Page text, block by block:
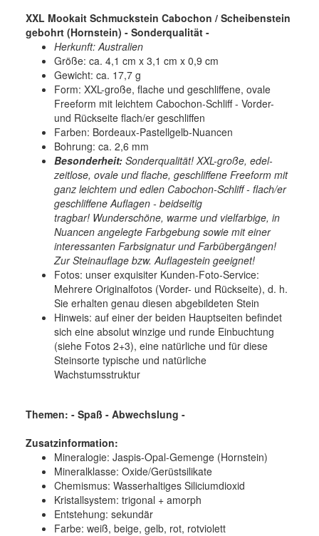
XXL Mookait Schmuckstein Cabochon / Scheibenstein
gebohrt (Hornstein) - Sonderqualität -
Herkunft: Australien
Größe: ca. 4,1 cm x 3,1 cm x 0,9 cm
Gewicht: ca. 17,7 g
Form: XXL-große, flache und geschliffene, ovale
Freeform mit leichtem Cabochon-Schliff - Vorder-
und Rückseite flach/er geschliffen
Farben: Bordeaux-Pastellgelb-Nuancen
Bohrung: ca. 2,6 mm
Besonderheit: Sonderqualität! XXL-große, edel-
zeitlose, ovale und flache, geschliffene Freeform mit
ganz leichtem und edlen Cabochon-Schliff - flach/er
geschliffene Auflagen - beidseitig
tragbar! Wunderschöne, warme und vielfarbige, in
Nuancen angelegte Farbgebung sowie mit einer
interessanten Farbsignatur und Farbübergängen!
Zur Steinauflage bzw. Auflagestein geeignet!
Fotos: unser exquisiter Kunden-Foto-Service:
Mehrere Originalfotos (Vorder- und Rückseite), d. h.
Sie erhalten genau diesen abgebildeten Stein
Hinweis: auf einer der beiden Hauptseiten befindet
sich eine absolut winzige und runde Einbuchtung
(siehe Fotos 2+3), eine natürliche und für diese
Steinsorte typische und natürliche
Wachstumsstruktur
Themen: - Spaß - Abwechslung -
Zusatzinformation:
Mineralogie: Jaspis-Opal-Gemenge (Hornstein)
Mineralklasse: Oxide/Gerüstsilikate
Chemismus: Wasserhaltiges Siliciumdioxid
Kristallsystem: trigonal + amorph
Entstehung: sekundär
Farbe: weiß, beige, gelb, rot, rotviolett